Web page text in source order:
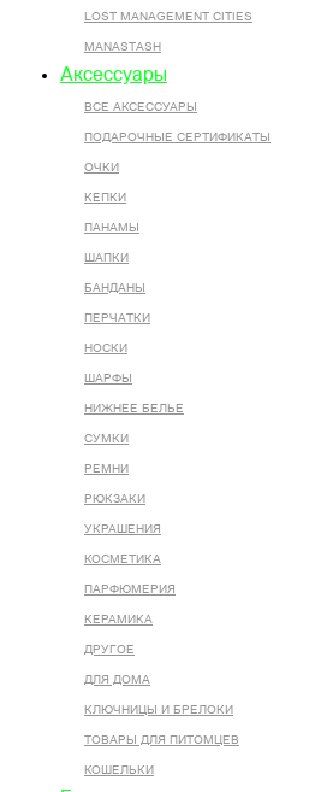
LOST MANAGEMENT CITIES
MANASTASH
Аксессуары
ВСЕ AКСЕССУАРЫ
ПОДАРОЧНЫЕ СЕРТИФИКАТЫ
ОЧКИ
КЕПКИ
ПАНАМЫ
ШАПКИ
БАНДАНЫ
ПЕРЧАТКИ
НОСКИ
ШАРФЫ
НИЖНЕЕ БЕЛЬЕ
СУМКИ
РЕМНИ
РЮКЗАКИ
УКРАШЕНИЯ
КОСМЕТИКА
ПАРФЮМЕРИЯ
КЕРАМИКА
ДРУГОЕ
ДЛЯ ДОМА
КЛЮЧНИЦЫ И БРЕЛОКИ
ТОВАРЫ ДЛЯ ПИТОМЦЕВ
КОШЕЛЬКИ